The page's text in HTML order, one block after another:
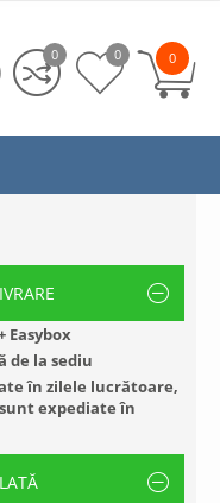
0
0 0
Easybox
de la sediu
în zilele lucrătoare,
expediate în